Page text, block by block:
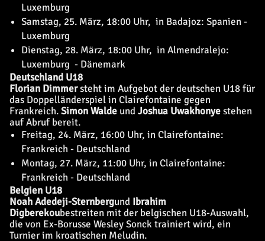
Luxemburg
Samstag, 25. März, 18:00 Uhr, in Badajoz: Spanien -
Luxemburg
Dienstag, 28. März, 18:00 Uhr, in Almendralejo:
Luxemburg - Dänemark
Deutschland U18
Florian Dimmersteht im Aufgebot der deutschen U18 für
das Doppelländerspiel in Clairefontaine gegen
Frankreich.Simon Walde und Joshua Uwakhonyestehen
auf Abruf bereit.
Freitag, 24. März, 16:00 Uhr, in Clairefontaine:
Frankreich - Deutschland
Montag, 27. März, 11:00 Uhr, in Clairefontaine:
Frankreich - Deutschland
Belgien U18
Noah Adedeji-Sternbergund Ibrahim
Digberekoubestreiten mit der belgischen U18-Auswahl,
die von Ex-Borusse Wesley Sonck trainiert wird, ein
Turnier im kroatischen Meludin.